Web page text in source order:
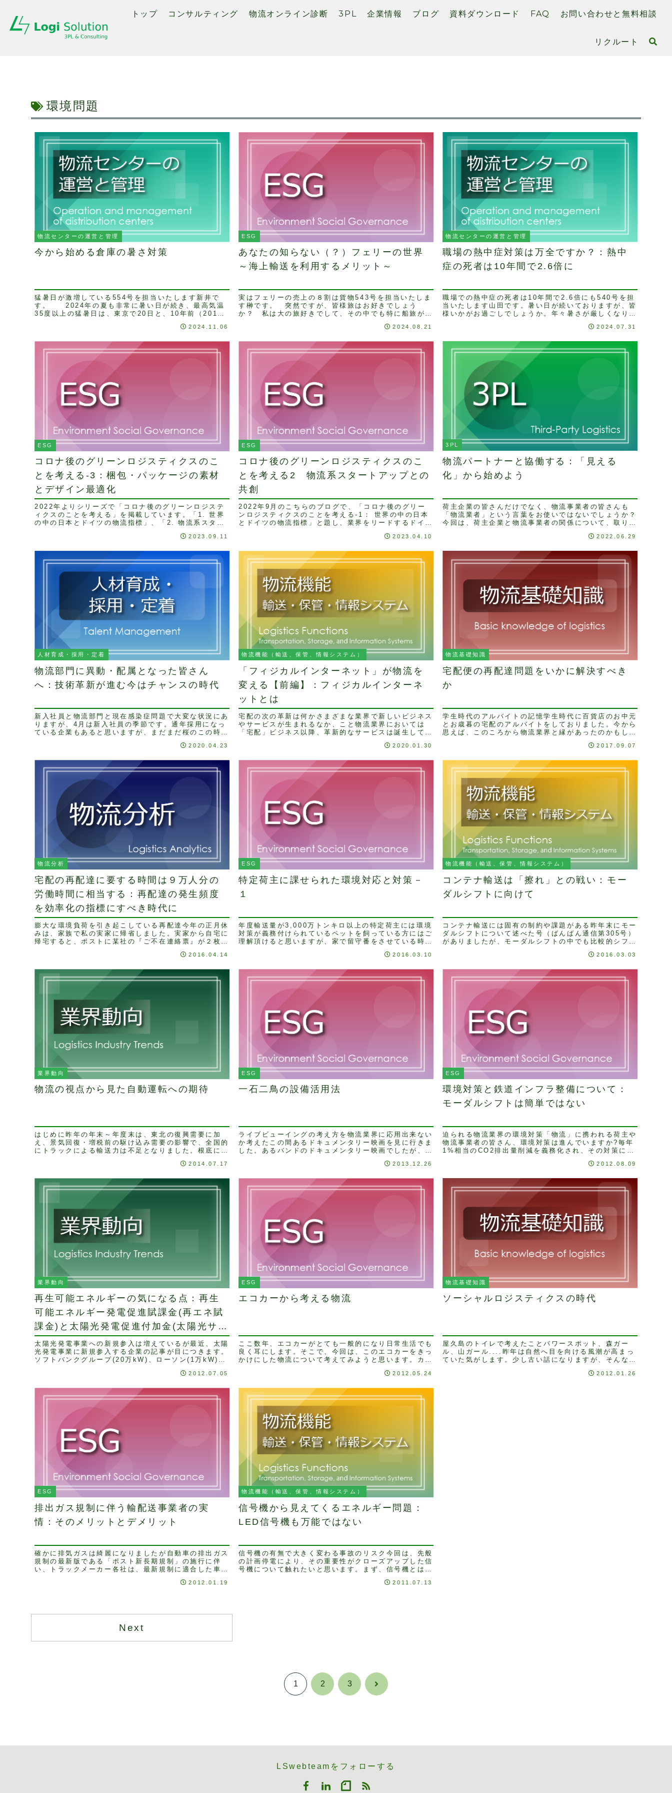
トップ コンサルティング 物流オンライン診断 3PL 企業情報 ブログ 資料ダウンロード FAQ お問い合わせと無料相談
リクルート
環境問題
物流センターの運営と管理
今から始める倉庫の暑さ対策
猛暑日が激増している554号を担当いたします新井で
す。 2024年の夏も非常に暑い日が続き、最高気温
35度以上の猛暑日は、東京で20日と、10年前（2014
2024.11.06
ESG
あなたの知らない（？）フェリーの世界
～海上輸送を利用するメリット～
実はフェリーの売上の８割は貨物543号を担当いたしま
す榊です。 突然ですが、皆様旅はお好きでしょう
か？ 私は大の旅好きでして、その中でも特に船旅が好
2024.08.21
物流センターの運営と管理
職場の熱中症対策は万全ですか？：熱中
症の死者は10年間で2.6倍に
職場での熱中症の死者は10年間で2.6倍にも540号を担
当いたします山田です。暑い日が続いておりますが、皆
様いかがお過ごしでしょうか。年々暑さが厳しくなり、
2024.07.31
ESG
コロナ後のグリーンロジスティクスのこ
とを考える-3：梱包・パッケージの素材
とデザイン最適化
2022年よりシリーズで「コロナ後のグリーンロジステ
ィクスのことを考える」を掲載しています。「1. 世界
の中の日本とドイツの物流指標」、「2. 物流系スター
2023.09.11
ESG
コロナ後のグリーンロジスティクスのこ
とを考える2 物流系スタートアップとの
共創
2022年9月のこちらのブログで、「コロナ後のグリー
ンロジスティクスのことを考える-1： 世界の中の日本
とドイツの物流指標」と題し、業界をリードするドイツ
2023.04.10
3PL
物流パートナーと協働する：「見える
化」から始めよう
荷主企業の皆さんだけでなく、物流事業者の皆さんも
「物流業者」という言葉をお使いではないでしょうか？
今回は、荷主企業と物流事業者の関係について、取り上
2022.06.29
人材育成・採用・定着
物流部門に異動・配属となった皆さん
へ：技術革新が進む今はチャンスの時代
新入社員と物流部門と現在感染症問題で大変な状況にあ
りますが、4月は新入社員の季節です。通年採用になっ
ている企業もあると思いますが、まだまだ桜のこの時期
2020.04.23
物流機能（輸送、保管、情報システム）
「フィジカルインターネット」が物流を
変える【前編】：フィジカルインターネ
ットとは
宅配の次の革新は何かさまざまな業界で新しいビジネス
やサービスが生まれるなか、こと物流業界においては
「宅配」ビジネス以降、革新的なサービスは誕生してい
2020.01.30
物流基礎知識
宅配便の再配達問題をいかに解決すべき
か
学生時代のアルバイトの記憶学生時代に百貨店のお中元
とお歳暮の宅配のアルバイトをしておりました。今から
思えば、このころから物流業界と縁があったのかもしれ
2017.09.07
物流分析
宅配の再配達に要する時間は９万人分の
労働時間に相当する：再配達の発生頻度
を効率化の指標にすべき時代に
膨大な環境負荷を引き起こしている再配達今年の正月休
みは、家族で私の実家に帰省しました。実家から自宅に
帰宅すると、ポストに某社の『ご不在連絡票』が２枚投
2016.04.14
ESG
特定荷主に課せられた環境対応と対策－
１
年度輸送量が3,000万トンキロ以上の特定荷主には環境
対策が義務付けられているペットを飼っている方にはご
理解頂けると思いますが、家で留守番をさせている時は
2016.03.10
物流機能（輸送、保管、情報システム）
コンテナ輸送は「擦れ」との戦い：モー
ダルシフトに向けて
コンテナ輸送には固有の制約や課題がある昨年末にモー
ダルシフトについて述べた号（ばんばん通信第305号）
がありましたが、モーダルシフトの中でも比較的シフト
2016.03.03
業界動向
物流の視点から見た自動運転への期待
はじめに昨年の年末～年度末は、東北の復興需要に加
え、景気回復・増税前の駆け込み需要の影響で、全国的
にトラックによる輸送力は不足となりました。根底に
2014.07.17
ESG
一石二鳥の設備活用法
ライブビューイングの考え方を物流業界に応用出来ない
か考えたこの間あるドキュメンタリー映画を見に行きま
した。あるバンドのドキュメンタリー映画でしたが、意
2013.12.26
ESG
環境対策と鉄道インフラ整備について：
モーダルシフトは簡単ではない
迫られる物流業界の環境対策「物流」に携われる荷主や
物流事業者の皆さん、環境対策は進んでいますか?毎年
1%相当のCO2排出量削減を義務化され、その対策に苦
2012.08.09
業界動向
再生可能エネルギーの気になる点：再生
可能エネルギー発電促進賦課金(再エネ賦
課金)と太陽光発電促進付加金(太陽光サー
チャージ)
太陽光発電事業への新規参入は増えているが最近、太陽
光発電事業に新規参入する企業の記事が目につきます。
ソフトバンクグループ(20万kW)、ローソン(1万kW)、
2012.07.05
ESG
エコカーから考える物流
ここ数年、エコカーがとても一般的になり日常生活でも
良く耳にします。そこで、今回は、このエコカーをきっ
かけにした物流について考えてみようと思います。カー
2012.05.24
物流基礎知識
ソーシャルロジスティクスの時代
屋久島のトイレで考えたことパワースポット、森ガー
ル、山ガール....昨年は自然へ目を向ける風潮が高まっ
ていた気がします。少し古い話になりますが、そんな流
2012.01.26
ESG
排出ガス規制に伴う輸配送事業者の実
情：そのメリットとデメリット
確かに排気ガスは綺麗になりましたが自動車の排出ガス
規制の最新版である「ポスト新長期規制」の施行に伴
い、トラックメーカー各社は、最新規制に適合した車両
2012.01.19
物流機能（輸送、保管、情報システム）
信号機から見えてくるエネルギー問題：
LED信号機も万能ではない
信号機の有無で大きく変わる事故のリスク今回は、先般
の計画停電により、その重要性がクローズアップした信
号機について触れたいと思います。まず、信号機とは、
2011.07.13
Next
1 2 3
次
LSwebteamをフォローする